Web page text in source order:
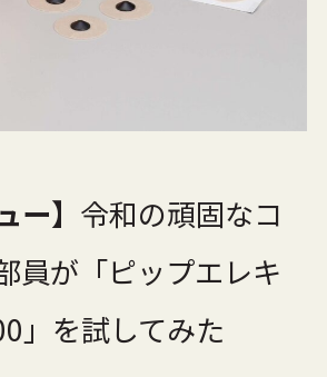
ー】 令和の頑固なコ
員が「ピップエレキ
」を試してみた